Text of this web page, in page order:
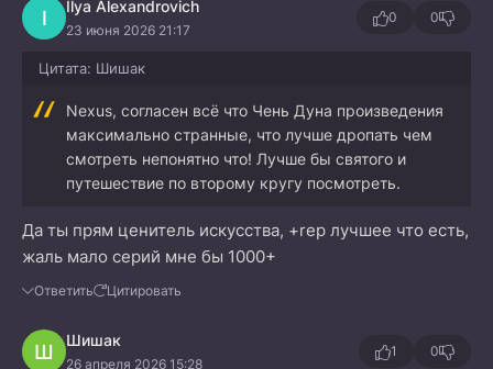
I Ilya Alexandrovich
23 июня 2026 21:17
0 0
Цитата: Шишак
Nexus, согласен всё что Чень Дуна произведения
максимально странные, что лучше дропать чем
смотреть непонятно что! Лучше бы святого и
путешествие по второму кругу посмотреть.
Да ты прям ценитель искусства, +rep лучшее что есть,
жаль мало серий мне бы 1000+
Ответить Цитировать
Ш Шишак
26 апреля 2026 15:28
1 0